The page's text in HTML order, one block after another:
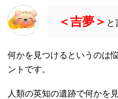
＜吉夢＞ と
何かを見つけるというのは
ントです。
人類の英知の遺跡で何かを